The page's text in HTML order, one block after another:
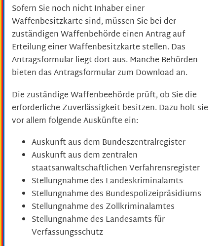
Sofern Sie noch nicht Inhaber einer
Waffenbesitzkarte sind, müssen Sie bei der
zuständigen Waffenbehörde einen Antrag auf
Erteilung einer Waffenbesitzkarte stellen. Das
Antragsformular liegt dort aus. Manche Behörden
bieten das Antragsformular zum Download an.
Die zuständige Waffenbeehörde prüft, ob Sie die
erforderliche Zuverlässigkeit besitzen. Dazu holt sie
vor allem folgende Auskünfte ein:
Auskunft aus dem Bundeszentralregister
Auskunft aus dem zentralen
staatsanwaltschaftlichen Verfahrensregister
Stellungnahme des Landeskriminalamts
Stellungnahme des Bundespolizeipräsidiums
Stellungnahme des Zollkriminalamtes
Stellungnahme des Landesamts für
Verfassungsschutz